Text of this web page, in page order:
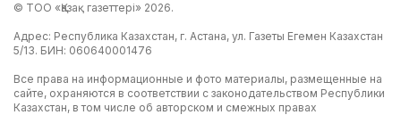
© ТОО «Қазақ газеттері» 2026.
Адрес: Республика Казахстан, г. Астана, ул. Газеты Егемен Казахстан
5/13. БИН: 060640001476
Все права на информационные и фото материалы, размещенные на
сайте, охраняются в соответствии с законодательством Республики
Казахстан, в том числе об авторском и смежных правах